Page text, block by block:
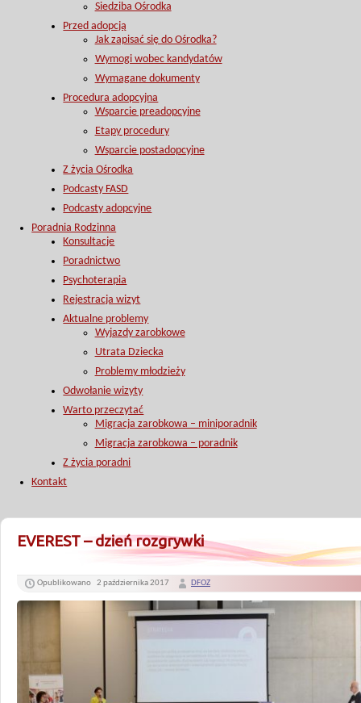
Siedziba Ośrodka
Przed adopcją
Jak zapisać się do Ośrodka?
Wymogi wobec kandydatów
Wymagane dokumenty
Procedura adopcyjna
Wsparcie preadopcyjne
Etapy procedury
Wsparcie postadopcyjne
Z życia Ośrodka
Podcasty FASD
Podcasty adopcyjne
Poradnia Rodzinna
Konsultacje
Poradnictwo
Psychoterapia
Rejestracja wizyt
Aktualne problemy
Wyjazdy zarobkowe
Utrata Dziecka
Problemy młodzieży
Odwołanie wizyty
Warto przeczytać
Migracja zarobkowa – miniporadnik
Migracja zarobkowa – poradnik
Z życia poradni
Kontakt
EVEREST – dzień rozgrywki
Opublikowano 2 października 2017 DFOZ